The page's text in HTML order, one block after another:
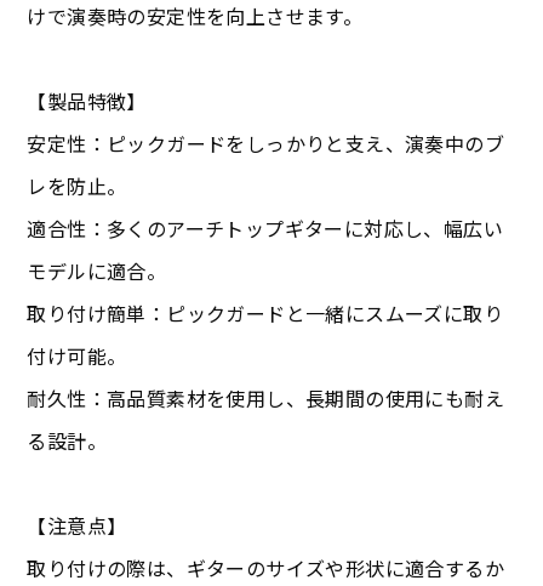
けで演奏時の安定性を向上させます。
【製品特徴】
安定性：ピックガードをしっかりと支え、演奏中のブ
レを防止。
適合性：多くのアーチトップギターに対応し、幅広い
モデルに適合。
取り付け簡単：ピックガードと一緒にスムーズに取り
付け可能。
耐久性：高品質素材を使用し、長期間の使用にも耐え
る設計。
【注意点】
取り付けの際は、ギターのサイズや形状に適合するか